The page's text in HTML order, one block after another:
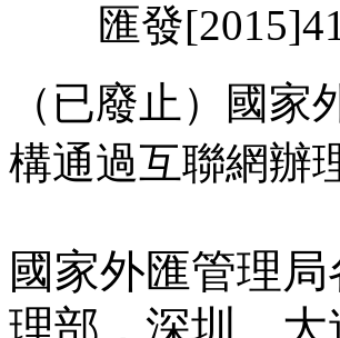
匯發
（已廢止）國
構通過互聯網辦
國家外匯管理